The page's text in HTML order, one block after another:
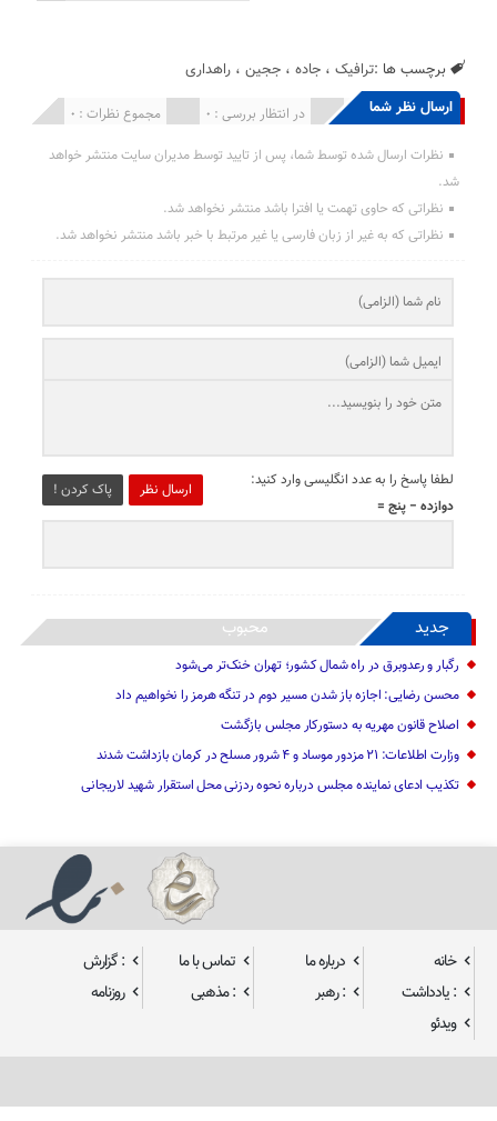
برچسب ها :ترافیک ،جاده ،ججین ،راهداری
ارسال نظر شما مجموع نظرات : 0 در انتظار بررسی : 0 انتشار یافته : 0
نظرات ارسال شده توسط شما، پس از تایید توسط مدیران سایت منتشر خواهد
شد.
نظراتی که حاوی تهمت یا افترا باشد منتشر نخواهد شد.
نظراتی که به غیر از زبان فارسی یا غیر مرتبط با خبر باشد منتشر نخواهد شد.
ارسال نظر پاک کردن !
لطفا پاسخ را به عدد انگلیسی وارد کنید:
دوازده − پنج =
جدید محبوب
رگبار و رعدوبرق در راه شمال کشور؛ تهران خنک‌تر می‌شود
محسن رضایی: اجازه باز شدن مسیر دوم در تنگه هرمز را نخواهیم داد
اصلاح قانون مهریه به دستورکار مجلس بازگشت
وزارت اطلاعات: ۲۱ مزدور موساد و ۴ شرور مسلح در کرمان بازداشت شدند
تکذیب ادعای نماینده مجلس درباره نحوه ردزنی محل استقرار شهید لاریجانی
خانه درباره ما تماس با ما
: گزارش
: یادداشت
: رهبر : مذهبی
روزنامه
ویدئو